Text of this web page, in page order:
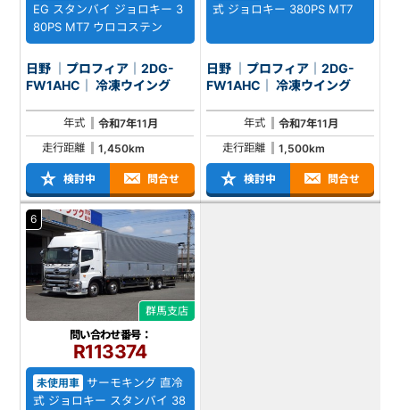
EG スタンバイ ジョロキー 3
80PS MT7 ウロコステン
日野 ｜プロフィア｜2DG-
FW1AHC｜ 冷凍ウイング
年式
令和7年11月
走行距離
1,450km
検討中 問合せ
式 ジョロキー 380PS MT7
日野 ｜プロフィア｜2DG-
FW1AHC｜ 冷凍ウイング
年式
令和7年11月
走行距離
1,500km
検討中 問合せ
6
群馬支店
問い合わせ番号：
R113374
未使用車
サーモキング 直冷
式 ジョロキー スタンバイ 38